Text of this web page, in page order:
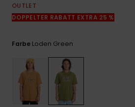
OUTLET
DOPPELTER RABATT EXTRA 25 %
Farbe Loden Green